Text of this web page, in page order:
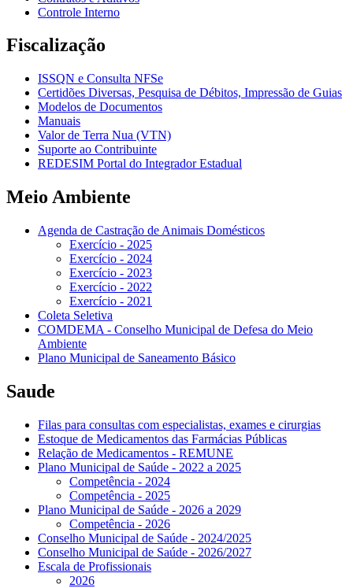
Controle Interno
Fiscalização
ISSQN e Consulta NFSe
Certidões Diversas, Pesquisa de Débitos, Impressão de Guias
Modelos de Documentos
Manuais
Valor de Terra Nua (VTN)
Suporte ao Contribuinte
REDESIM Portal do Integrador Estadual
Meio Ambiente
Agenda de Castração de Animais Domésticos
Exercício - 2025
Exercício - 2024
Exercício - 2023
Exercício - 2022
Exercício - 2021
Coleta Seletiva
COMDEMA - Conselho Municipal de Defesa do Meio
Ambiente
Plano Municipal de Saneamento Básico
Saude
Filas para consultas com especialistas, exames e cirurgias
Estoque de Medicamentos das Farmácias Públicas
Relação de Medicamentos - REMUNE
Plano Municipal de Saúde - 2022 a 2025
Competência - 2024
Competência - 2025
Plano Municipal de Saúde - 2026 a 2029
Competência - 2026
Conselho Municipal de Saúde - 2024/2025
Conselho Municipal de Saúde - 2026/2027
Escala de Profissionais
2026